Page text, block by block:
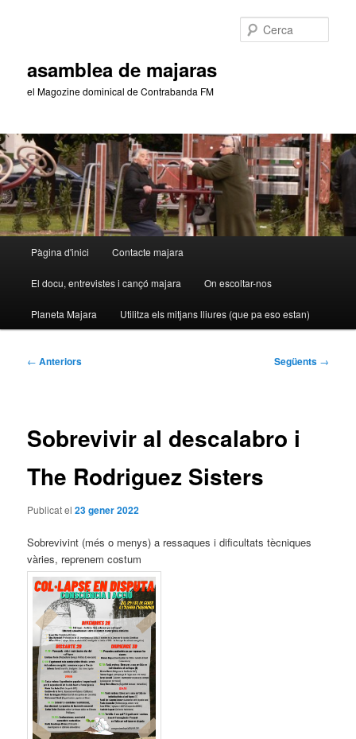
asamblea de majaras
el Magozine dominical de Contrabanda FM
principal
Pàgina d'inici Contacte majara
El docu, entrevistes i cançó majara On escoltar-nos
Planeta Majara Utilitza els mitjans lliures (que pa eso estan)
Navegació
← Anteriors Següents →
Sobrevivir al descalabro i
The Rodriguez Sisters
Publicat el23 gener 2022
Sobrevivint (més o menys) a ressaques i dificultats tècniques
vàries, reprenem costum